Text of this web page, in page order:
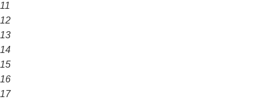
11
12
13
14
15
16
17